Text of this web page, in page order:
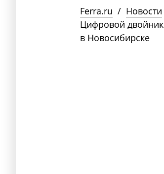
Ferra.ru / Новости
Цифровой двойник
в Новосибирске